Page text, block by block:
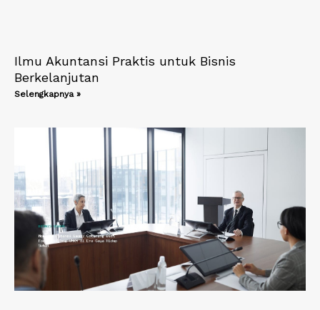
Ilmu Akuntansi Praktis untuk Bisnis
Berkelanjutan
Selengkapnya »